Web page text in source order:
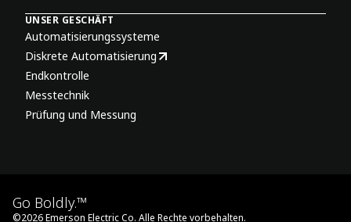
UNSER GESCHÄFT
Automatisierungssysteme
Diskrete Automatisierung
Endkontrolle
Messtechnik
Prüfung und Messung
Go Boldly.™
©2026Emerson Electric Co. Alle Rechte vorbehalten.